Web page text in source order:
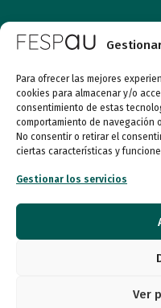
Para ofrecer las mejores
cookies para almacenar y/o
consentimiento de estas
comportamiento de navegación
No consentir o retirar el
ciertas características y
Gestionar los servicios
Ver
Atención al Público
Lunes a miércoles
09:00 a 16:00
Jueves (online)
09:00 a 16:00
Viernes (online)